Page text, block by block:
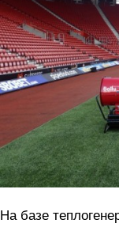
На базе